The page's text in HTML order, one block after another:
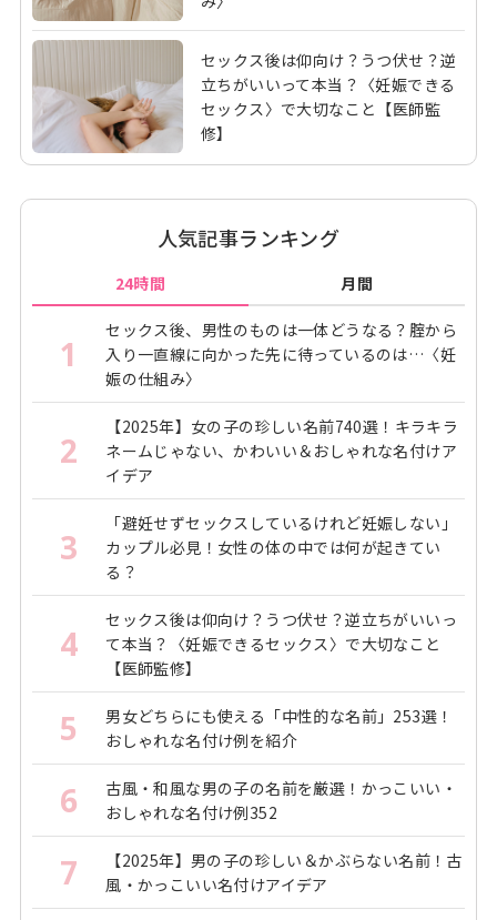
セックス後は仰向け？うつ伏せ？逆
立ちがいいって本当？〈妊娠できる
セックス〉で大切なこと【医師監
修】
人気記事ランキング
24時間 月間
1
セックス後、男性のものは一体どうなる？腟から
入り一直線に向かった先に待っているのは…〈妊
娠の仕組み〉
2
【2025年】女の子の珍しい名前740選！キラキラ
ネームじゃない、かわいい＆おしゃれな名付けア
イデア
3
「避妊せずセックスしているけれど妊娠しない」
カップル必見！女性の体の中では何が起きてい
る？
4
セックス後は仰向け？うつ伏せ？逆立ちがいいっ
て本当？〈妊娠できるセックス〉で大切なこと
【医師監修】
5
男女どちらにも使える「中性的な名前」253選！
おしゃれな名付け例を紹介
6
古風・和風な男の子の名前を厳選！かっこいい・
おしゃれな名付け例352
7
【2025年】男の子の珍しい＆かぶらない名前！古
風・かっこいい名付けアイデア